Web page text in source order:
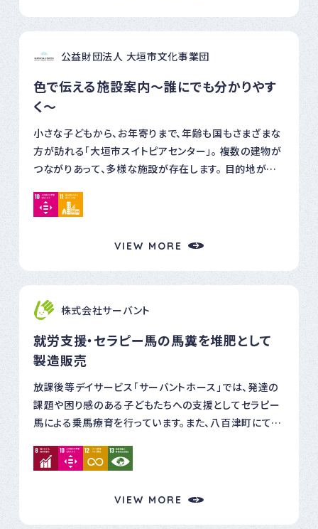
あふれました。 重機体験だけではなく、「解体工事ってど
座学コーナーも実施。 実施の現場を撮影した解体工事
どんな機械を使うのか、子どもたちに解体工事業を理解
していただくきっかけづくりをしました。 私たちが日々行
っている解体工事は、「壊す」ことで終わりではなく、次の
未来をつくる第一歩です。 こうした座学を通じて、建設や
解体の仕事が持つ社会的な役割を、少しでも感じてもら
テントの設置や冷風機の設置など、安心して楽しめる環
境づくりにも力を入れました。 当社は、「建設業の楽しさ
毎年こうした地域イベントに参加しています。 今年度もた
くさんの方々にお越しいただき、賑やかな1日となりまし
た。 私たちは、地域の未来を担うこどもたちへ、「建設業
って面白い！」という小さなきっかけをこれからも届けて
いきます。 未来の担い手たちに、ワクワクする出会いを。
これからも、沢山の笑顔に出会えるよう、私たちは地域と
ともに歩んでいきます。 ご参加いただいた皆さま、ありが
公益財団法人 大垣市文化事業団
色で伝える施設案内〜誰にでも分かりやす
く〜
小さな子どもから、お年寄りまで、年齢も国もさまざまな
方が訪れる「大垣市スイトピアセンター」。 複数の建物が
つながりあって、多様な施設が存在します。 目的地が視
内で目的地へとご案内します。 各所のご案内は、統一さ
れた色を採用。 子ども達が集まる施設や、プラネタリウ
ム、アートギャラリーなどには、ピクトグラムを設定して、
か。目的地は何色の建物なのか。 フロア案内も、分かりや
VIEW MORE
株式会社サーバント
就労支援・セラピー馬の馬糞を堆肥として
製造販売
放課後等デイサービス「サーバントホース」では、発達の
課題や困り感のある子どもたちへの支援としてセラピー
馬による乗馬療育を行っています。また、八百津町にて馬
ラ」を運営しており、就労支援事業の施設外支援先として
活用しています。 両施設の馬たちの馬糞を堆肥（肥料）と
して製造販売しています。この堆肥の製造販売の作業を、
VIEW MORE